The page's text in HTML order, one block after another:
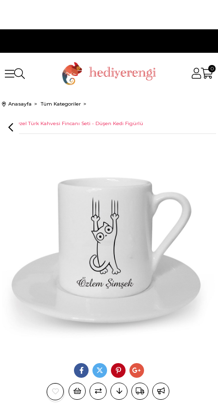
0
Anasayfa Tüm Kategoriler
İsme Özel Türk Kahvesi Fincanı Seti - Düşen Kedi Figürlü